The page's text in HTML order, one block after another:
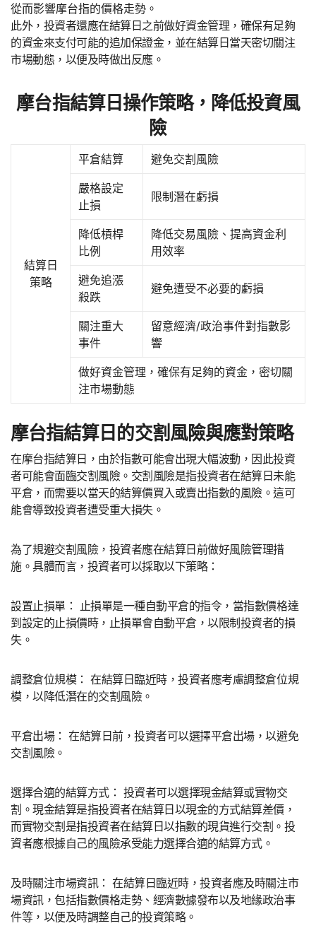
從而影響摩台指的價格走勢。
此外，投資者還應在結算日之前做好資金管理，確保有足夠
的資金來支付可能的追加保證金，並在結算日當天密切關注
市場動態，以便及時做出反應。
摩台指結算日操作策略，降低投資風
險
結算日
策略
平倉結算 避免交割風險
嚴格設定
止損
限制潛在虧損
降低槓桿
比例
降低交易風險、提高資金利
用效率
避免追漲
殺跌
避免遭受不必要的虧損
關注重大
事件
留意經濟/政治事件對指數影
響
做好資金管理，確保有足夠的資金，密切關
注市場動態
摩台指結算日的交割風險與應對策略
在摩台指結算日，由於指數可能會出現大幅波動，因此投資
者可能會面臨交割風險。交割風險是指投資者在結算日未能
平倉，而需要以當天的結算價買入或賣出指數的風險。這可
能會導致投資者遭受重大損失。
為了規避交割風險，投資者應在結算日前做好風險管理措
施。具體而言，投資者可以採取以下策略：
設置止損單： 止損單是一種自動平倉的指令，當指數價格達
到設定的止損價時，止損單會自動平倉，以限制投資者的損
失。
調整倉位規模： 在結算日臨近時，投資者應考慮調整倉位規
模，以降低潛在的交割風險。
平倉出場： 在結算日前，投資者可以選擇平倉出場，以避免
交割風險。
選擇合適的結算方式： 投資者可以選擇現金結算或實物交
割。現金結算是指投資者在結算日以現金的方式結算差價，
而實物交割是指投資者在結算日以指數的現貨進行交割。投
資者應根據自己的風險承受能力選擇合適的結算方式。
及時關注市場資訊： 在結算日臨近時，投資者應及時關注市
場資訊，包括指數價格走勢、經濟數據發布以及地緣政治事
件等，以便及時調整自己的投資策略。